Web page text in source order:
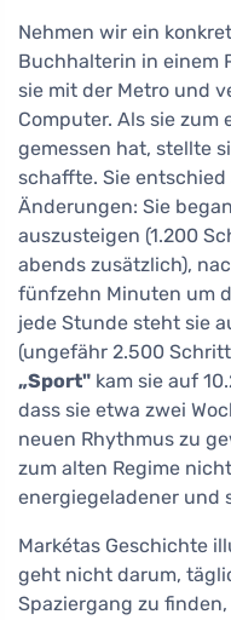
Nehmen wir ein
Buchhalterin in einem
sie mit der Metro und
Computer. Als sie zum
gemessen hat, stellte
schaffte. Sie
Änderungen: Sie
auszusteigen (1.200
abends zusätzlich),
fünfzehn Minuten um
jede Stunde steht sie
(ungefähr 2.500
„Sport" kam sie auf
dass sie etwa zwei
neuen Rhythmus zu
zum alten Regime
energiegeladener und
Markétas Geschichte
geht nicht darum,
Spaziergang zu